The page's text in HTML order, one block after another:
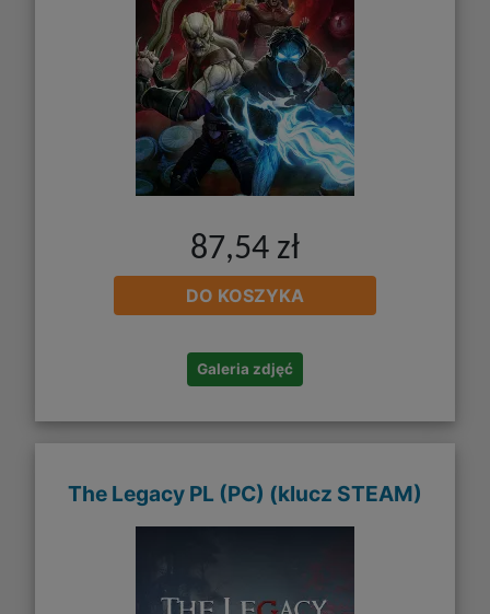
87,54 zł
DO KOSZYKA
Galeria zdjęć
The Legacy PL (PC) (klucz STEAM)